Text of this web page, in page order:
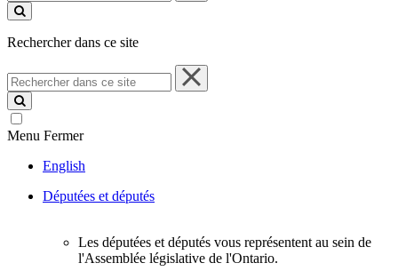
ce
Rechercher dans ce site
Rechercher
dans
ce
site
Menu Fermer
English
Députées et députés
Les députées et députés vous représentent au sein de
l'Assemblée législative de l'Ontario.